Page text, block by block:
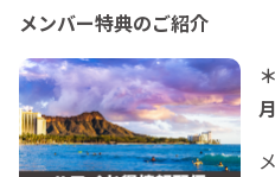
メンバー特典のご紹介